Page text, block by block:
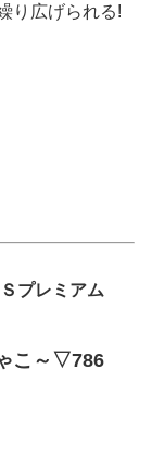
り広げられる!
プレミアム
こ～▽786